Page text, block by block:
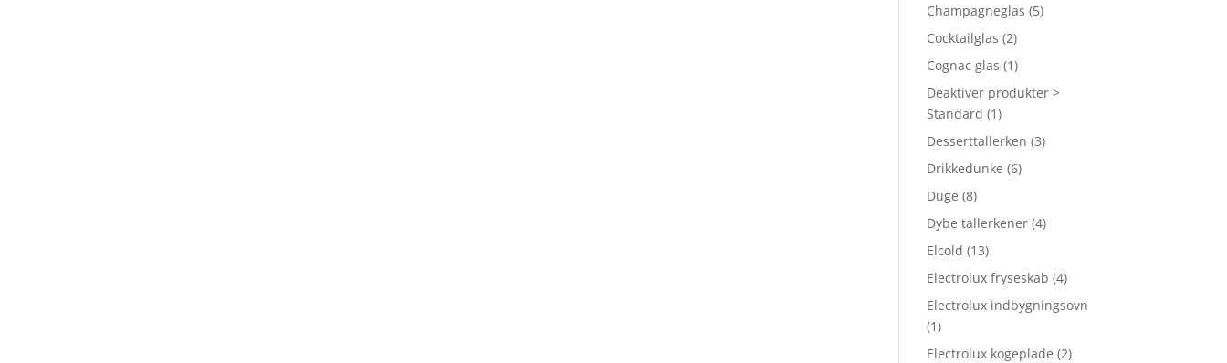
Champagneglas (5)
Cocktailglas (2)
Cognac glas (1)
Deaktiver produkter >
Standard (1)
Desserttallerken (3)
Drikkedunke (6)
Duge (8)
Dybe tallerkener (4)
Elcold (13)
Electrolux fryseskab (4)
Electrolux indbygningsovn
(1)
Electrolux kogeplade (2)